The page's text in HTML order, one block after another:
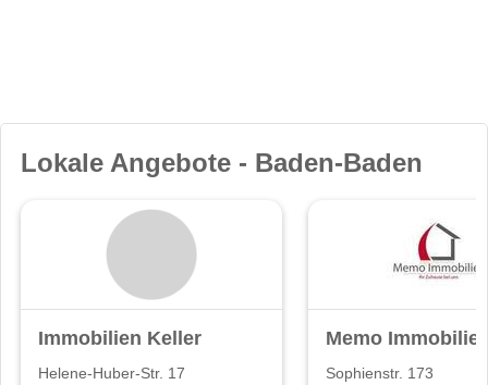
Lokale Angebote - Baden-Baden
Immobilien Keller
Helene-Huber-Str. 17
Memo
Sophienstr. 173